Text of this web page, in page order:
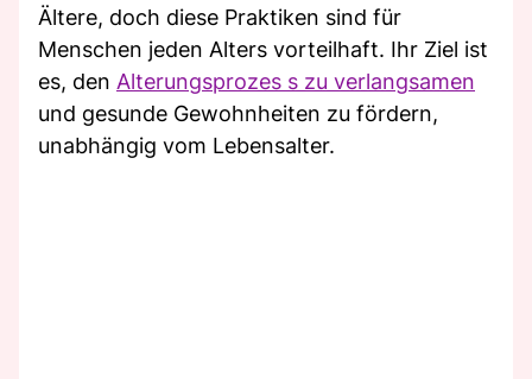
Ältere, doch diese Praktiken sind für
Menschen jeden Alters vorteilhaft. Ihr Ziel ist
es, den Alterungsprozes s zu verlangsamen
und gesunde Gewohnheiten zu fördern,
unabhängig vom Lebensalter.